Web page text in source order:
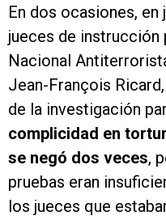
En dos ocasiones,
jueces de instrucción
Nacional
Jean-François
de la investigación
complicidad en
se negó dos veces,
pruebas eran
los jueces que